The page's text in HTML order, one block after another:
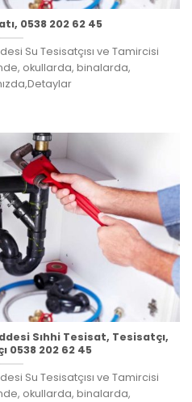
0538 202 62 45
Su Tesisatçısı ve Tamircisi
okullarda, binalarda,
Sıhhi Tesisat, Tesisatçı,
0538 202 62 45
Su Tesisatçısı ve Tamircisi
okullarda, binalarda,